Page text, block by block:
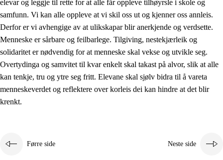
elevar og leggje til rette for at alle får oppleve tilhøyrsle i skole og
samfunn. Vi kan alle oppleve at vi skil oss ut og kjenner oss annleis.
Derfor er vi avhengige av at ulikskapar blir anerkjende og verdsette.
Menneske er sårbare og feilbarlege. Tilgiving, nestekjærleik og
solidaritet er nødvendig for at menneske skal vekse og utvikle seg.
Overtydinga og samvitet til kvar enkelt skal takast på alvor, slik at alle
kan tenkje, tru og ytre seg fritt. Elevane skal sjølv bidra til å vareta
menneskeverdet og reflektere over korleis dei kan hindre at det blir
krenkt.
Førre side Neste side